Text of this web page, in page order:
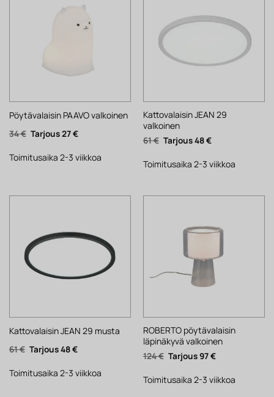
Pöytävalaisin PAAVO valkoinen
34€ Alkuperäinen
hinta
34 €.
27€Nykyinen
27 €.
Toimitusaika 2-3 viikkoa
Kattovalaisin JEAN 29
valkoinen
61€ Alkuperäinen
hinta
61 €.
48€Nykyinen
48 €.
Toimitusaika 2-3 viikkoa
Kattovalaisin JEAN 29 musta
61€ Alkuperäinen
hinta
61 €.
48€Nykyinen
48 €.
Toimitusaika 2-3 viikkoa
ROBERTO pöytävalaisin
läpinäkyvä valkoinen
124€ Alkuperäinen
hinta
124 €.
97€Nykyinen
97 €.
Toimitusaika 2-3 viikkoa